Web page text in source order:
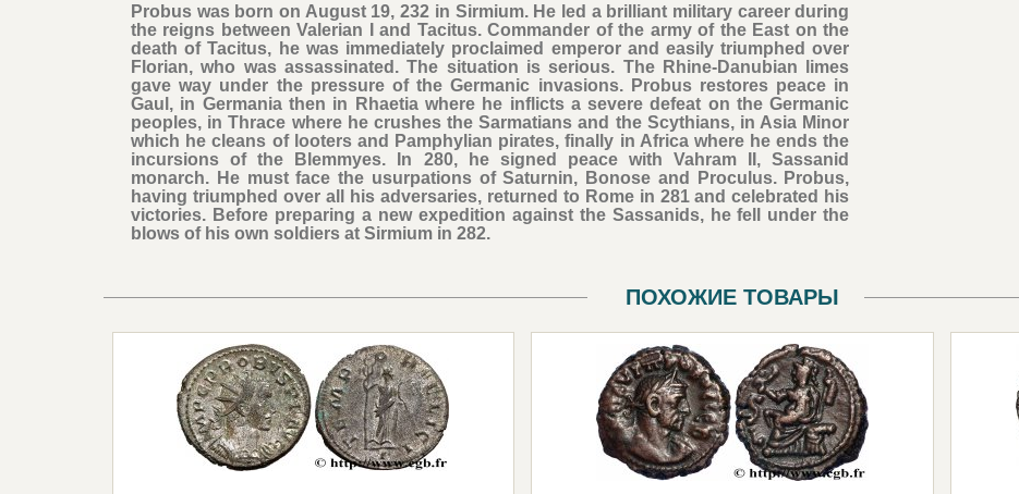
Probus was born on August 19, 232 in Sirmium. He led a brilliant military career during
the reigns between Valerian I and Tacitus. Commander of the army of the East on the
death of Tacitus, he was immediately proclaimed emperor and easily triumphed over
Florian, who was assassinated. The situation is serious. The Rhine-Danubian limes
gave way under the pressure of the Germanic invasions. Probus restores peace in
Gaul, in Germania then in Rhaetia where he inflicts a severe defeat on the Germanic
peoples, in Thrace where he crushes the Sarmatians and the Scythians, in Asia Minor
which he cleans of looters and Pamphylian pirates, finally in Africa where he ends the
incursions of the Blemmyes. In 280, he signed peace with Vahram II, Sassanid
monarch. He must face the usurpations of Saturnin, Bonose and Proculus. Probus,
having triumphed over all his adversaries, returned to Rome in 281 and celebrated his
victories. Before preparing a new expedition against the Sassanids, he fell under the
blows of his own soldiers at Sirmium in 282.
ПОХОЖИЕ ТОВАРЫ